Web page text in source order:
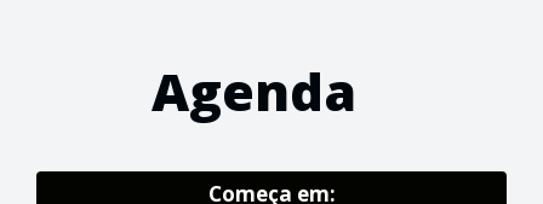
Agenda
Começa em: